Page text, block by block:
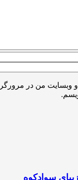
و وبسایت من در
سوادکوه